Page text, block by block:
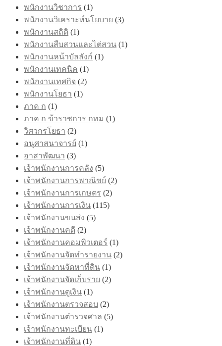
พนักงานวิชาการ (1)
พนักงานวิเคราะห์นโยบาย (3)
พนักงานสถิติ (1)
พนักงานสืบสวนและไต่สวน (1)
พนักงานหน้าบัลลังก์ (1)
พนักงานเทคนิค (1)
พนักงานเทศกิจ (2)
พนักงานโยธา (1)
ภาค ก (1)
ภาค ก ข้าราชการ กทม (1)
วิศวกรโยธา (2)
อนุศาสนาจารย์ (1)
อาสาพัฒนา (3)
เจ้าพนักงานการคลัง (5)
เจ้าพนักงานการพาณิชย์ (2)
เจ้าพนักงานการเกษตร (2)
เจ้าพนักงานการเงิน (115)
เจ้าพนักงานขนส่ง (5)
เจ้าพนักงานคดี (2)
เจ้าพนักงานคอมพิวเตอร์ (1)
เจ้าพนักงานจัดทำรายงาน (2)
เจ้าพนักงานจัดหาที่ดิน (1)
เจ้าพนักงานจัดเก็บราย (2)
เจ้าพนักงานดูเงิน (1)
เจ้าพนักงานตรวจสอบ (2)
เจ้าพนักงานตำรวจศาล (5)
เจ้าพนักงานทะเบียน (1)
เจ้าพนักงานที่ดิน (1)